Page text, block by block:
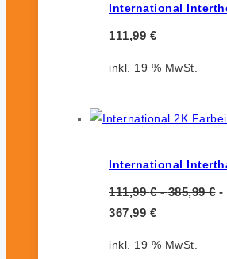
International
111,99 €
inkl. 19 % MwSt.
International
111,99€-385,99€-
367,99 €
inkl. 19 % MwSt.